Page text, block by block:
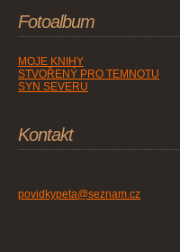
Fotoalbum
MOJE KNIHY
STVOŘENÝ PRO TEMNOTU
SYN SEVERU
Kontakt
povidkypeta@seznam.cz